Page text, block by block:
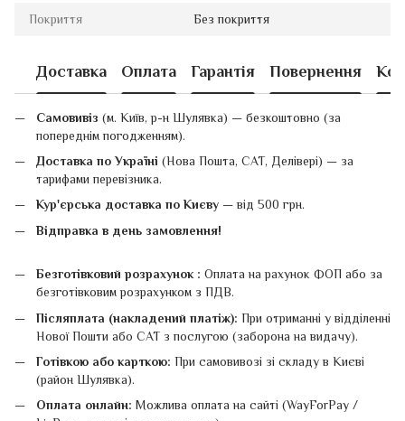
Покриття Без покриття
Доставка Оплата Гарантія Повернення
Самовивіз (м. Київ, р-н Шулявка) — безкоштовно (за
попереднім погодженням).
Доставка по Україні (Нова Пошта, САТ, Делівері) — за
тарифами перевізника.
Кур'єрська доставка по Києву — від 500 грн.
Відправка в день замовлення!
Безготівковий розрахунок : Оплата на рахунок ФОП або за
безготівковим розрахунком з ПДВ.
Післяплата (накладений платіж): При отриманні у відділенні
Нової Пошти або САТ з послугою (заборона на видачу).
Готівкою або карткою: При самовивозі зі складу в Києві
(район Шулявка).
Оплата онлайн: Можлива оплата на сайті (WayForPay /